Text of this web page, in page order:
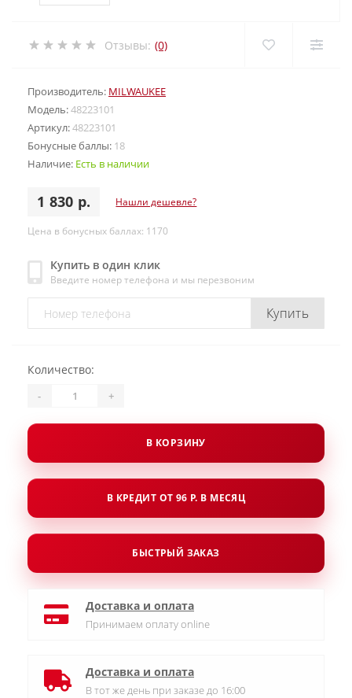
Отзывы: (0)
Производитель: MILWAUKEE
Модель:48223101
Артикул:48223101
Бонусные баллы: 18
Наличие: Есть в наличии
1 830 р. Нашли дешевле?
Цена в бонусных баллах: 1170
Купить в один клик
Введите номер телефона и мы перезвоним
Купить
Количество:
- +
В КОРЗИНУ
В КРЕДИТ ОТ 96 Р. В МЕСЯЦ
БЫСТРЫЙ ЗАКАЗ
Доставка и оплата
Принимаем оплату online
Доставка и оплата
В тот же день при заказе до 16:00